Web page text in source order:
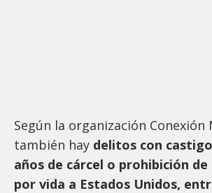
Según la organización Conexión
también hay delitos con
años de cárcel o prohibición
por vida a Estados Unidos,